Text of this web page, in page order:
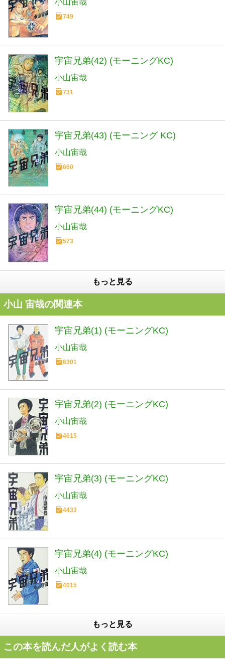
小山宙哉
749
宇宙兄弟(42) (モーニングKC)
小山宙哉
731
宇宙兄弟(43) (モーニング KC)
小山宙哉
660
宇宙兄弟(44) (モーニングKC)
小山宙哉
573
もっと見る
小山 宙哉の関連本
宇宙兄弟(1) (モーニングKC)
小山宙哉
6301
宇宙兄弟(2) (モーニングKC)
小山宙哉
4615
宇宙兄弟(3) (モーニングKC)
小山宙哉
4433
宇宙兄弟(4) (モーニングKC)
小山宙哉
4015
もっと見る
この本を読んだ人がよく読む本